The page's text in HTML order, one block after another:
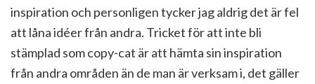
inspiration och personligen tycker jag aldrig det är fel
att låna idéer från andra. Tricket för att inte bli
stämplad som copy-cat är att hämta sin inspiration
från andra områden än de man är verksam i, det gäller